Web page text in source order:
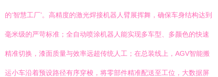
的‘智慧工厂’。高精度的激光焊接机器人臂展挥舞，确保车身结构达到
毫米级的严苛标准；全自动喷涂机器人能实现多车型、多颜色的快速
精准切换，漆面质量与效率远超传统人工；在总装线上，AGV智能搬
运小车沿着预设路径有序穿梭，将零部件精准配送至工位，大数据屏